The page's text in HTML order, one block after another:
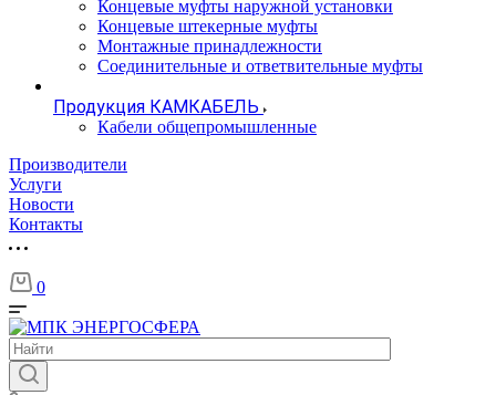
Концевые муфты наружной установки
Концевые штекерные муфты
Монтажные принадлежности
Соединительные и ответвительные муфты
Продукция КАМКАБЕЛЬ
Кабели общепромышленные
Производители
Услуги
Новости
Контакты
0